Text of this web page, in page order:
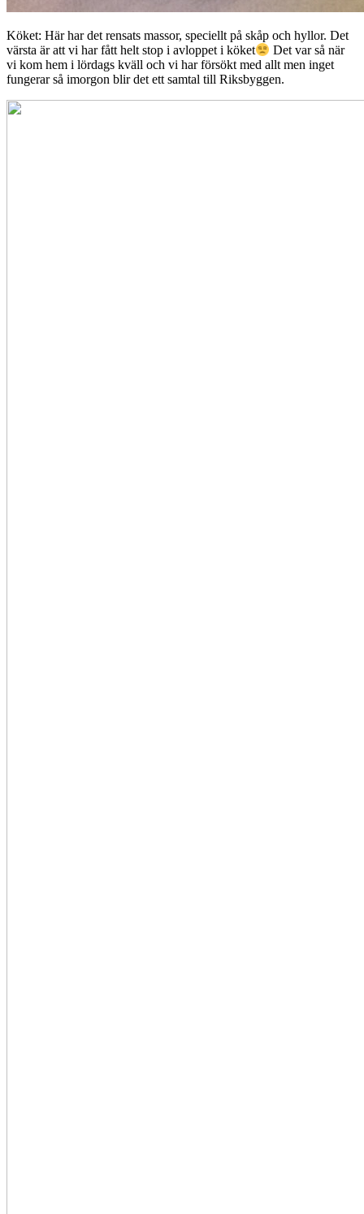
Köket: Här har det rensats massor, speciellt på skåp och hyllor. Det
värsta är att vi har fått helt stop i avloppet i köket
Det var så när
vi kom hem i lördags kväll och vi har försökt med allt men inget
fungerar så imorgon blir det ett samtal till Riksbyggen.